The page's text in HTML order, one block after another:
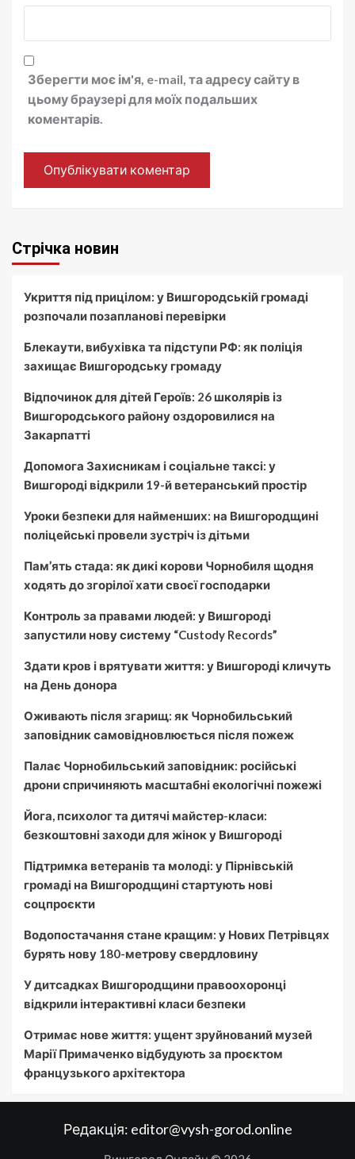
Зберегти моє ім'я, e-mail, та адресу сайту в
цьому браузері для моїх подальших
коментарів.
Стрічка новин
Укриття під прицілом: у Вишгородській громаді
розпочали позапланові перевірки
Блекаути, вибухівка та підступи РФ: як поліція
захищає Вишгородську громаду
Відпочинок для дітей Героїв: 26 школярів із
Вишгородського району оздоровилися на
Закарпатті
Допомога Захисникам і соціальне таксі: у
Вишгороді відкрили 19-й ветеранський простір
Уроки безпеки для найменших: на Вишгородщині
поліцейські провели зустріч із дітьми
Пам’ять стада: як дикі корови Чорнобиля щодня
ходять до згорілої хати своєї господарки
Контроль за правами людей: у Вишгороді
запустили нову систему “Custody Records”
Здати кров і врятувати життя: у Вишгороді кличуть
на День донора
Оживають після згарищ: як Чорнобильський
заповідник самовідновлюється після пожеж
Палає Чорнобильський заповідник: російські
дрони спричиняють масштабні екологічні пожежі
Йога, психолог та дитячі майстер-класи:
безкоштовні заходи для жінок у Вишгороді
Підтримка ветеранів та молоді: у Пірнівській
громаді на Вишгородщині стартують нові
соцпроєкти
Водопостачання стане кращим: у Нових Петрівцях
бурять нову 180-метрову свердловину
У дитсадках Вишгородщини правоохоронці
відкрили інтерактивні класи безпеки
Отримає нове життя: ущент зруйнований музей
Марії Примаченко відбудують за проєктом
французького архітектора
Редакція: editor@vysh-gorod.online